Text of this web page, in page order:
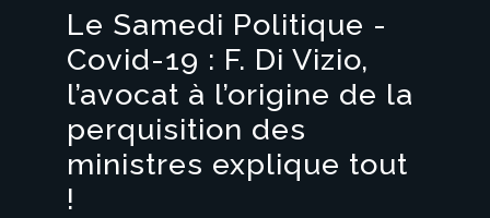
Video
Le Samedi Politique -
Covid-19 : F. Di Vizio,
l’avocat à l’origine de la
perquisition des
ministres explique tout
!